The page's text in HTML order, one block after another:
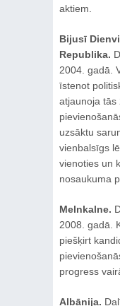
aktiem.
Bijusī
Republika.
2004. gadā.
īstenot
atjaunoja tās
uzsāktu
vienbalsīgs
vienoties un
nosaukuma
Melnkalne.
2008. gadā.
piešķirt
progress
Albānija.